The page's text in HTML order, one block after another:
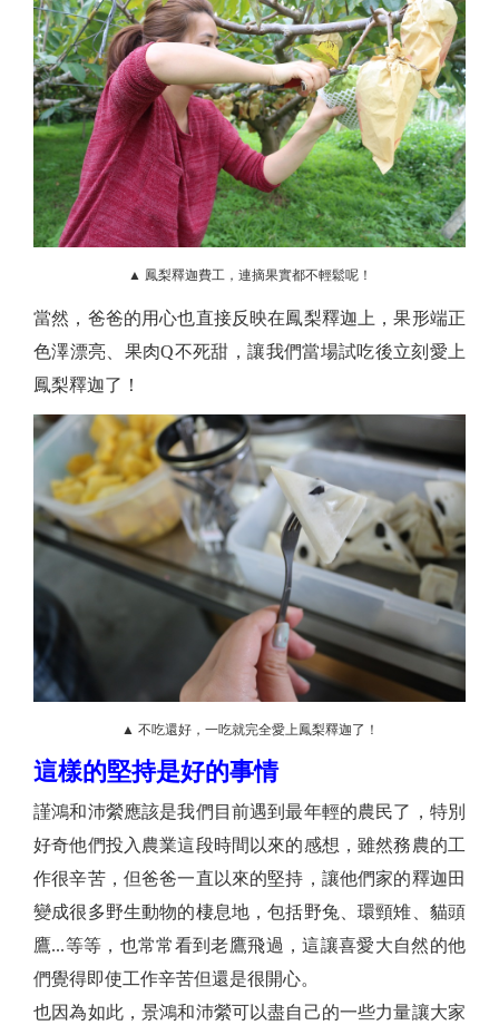
▲ 鳳梨釋迦費工，連摘果實都不輕鬆呢！
當然，爸爸的用心也直接反映在鳳梨釋迦上，果形端正
色澤漂亮、果肉Q不死甜，讓我們當場試吃後立刻愛上
鳳梨釋迦了！
▲ 不吃還好，一吃就完全愛上鳳梨釋迦了！
這樣的堅持是好的事情
謹鴻和沛縈應該是我們目前遇到最年輕的農民了，特別
好奇他們投入農業這段時間以來的感想，雖然務農的工
作很辛苦，但爸爸一直以來的堅持，讓他們家的釋迦田
變成很多野生動物的棲息地，包括野兔、環頸雉、貓頭
鷹...等等，也常常看到老鷹飛過，這讓喜愛大自然的他
們覺得即使工作辛苦但還是很開心。
也因為如此，景鴻和沛縈可以盡自己的一些力量讓大家